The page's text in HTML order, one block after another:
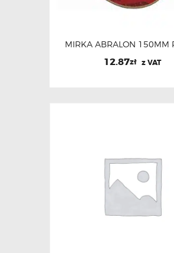
MIRKA ABRALON 150MM
12.87zł z VAT